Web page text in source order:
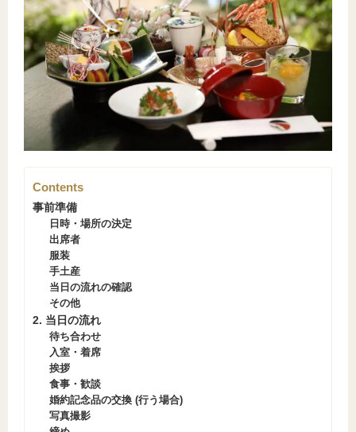
Contents
事前準備
日時・場所の決定
出席者
服装
手土産
当日の流れの確認
その他
2. 当日の流れ
待ち合わせ
入室・着席
挨拶
食事・歓談
婚約記念品の交換 (行う場合)
写真撮影